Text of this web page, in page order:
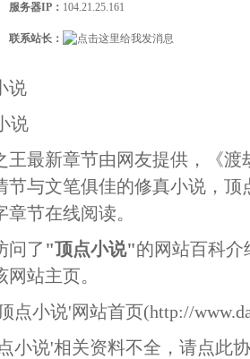
服务器IP： 104.21.25.161
联系站长：
说
说
王最新章节由网友提供，《
节与文笔俱佳的修真小说，
节在线阅读。
问了 "顶点小说"的网站百科
站主页。
点小说'网站首页(http://
小说'相关资料不全，请点此